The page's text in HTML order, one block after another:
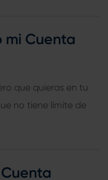
mi Cuenta
que quieras en tu
no tiene límite de